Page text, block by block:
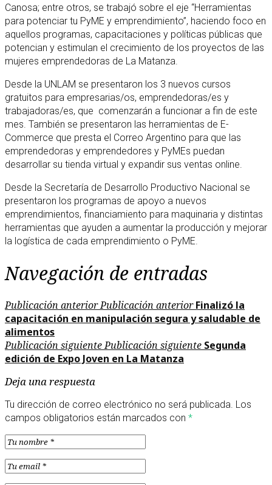
Canosa; entre otros, se trabajó sobre el eje “Herramientas
para potenciar tu PyME y emprendimiento”, haciendo foco en
aquellos programas, capacitaciones y políticas públicas que
potencian y estimulan el crecimiento de los proyectos de las
mujeres emprendedoras de La Matanza.
Desde la UNLAM se presentaron los 3 nuevos cursos
gratuitos para empresarias/os, emprendedoras/es y
trabajadoras/es, que comenzarán a funcionar a fin de este
mes. También se presentaron las herramientas de E-
Commerce que presta el Correo Argentino para que las
emprendedoras y emprendedores y PyMEs puedan
desarrollar su tienda virtual y expandir sus ventas online.
Desde la Secretaría de Desarrollo Productivo Nacional se
presentaron los programas de apoyo a nuevos
emprendimientos, financiamiento para maquinaria y distintas
herramientas que ayuden a aumentar la producción y mejorar
la logística de cada emprendimiento o PyME.
Navegación de entradas
Publicación anteriorPublicación anterior Finalizó la
capacitación en manipulación segura y saludable de
alimentos
Publicación siguientePublicación siguiente Segunda
edición de Expo Joven en La Matanza
Deja una respuesta
Tu dirección de correo electrónico no será publicada. Los
campos obligatorios están marcados con *